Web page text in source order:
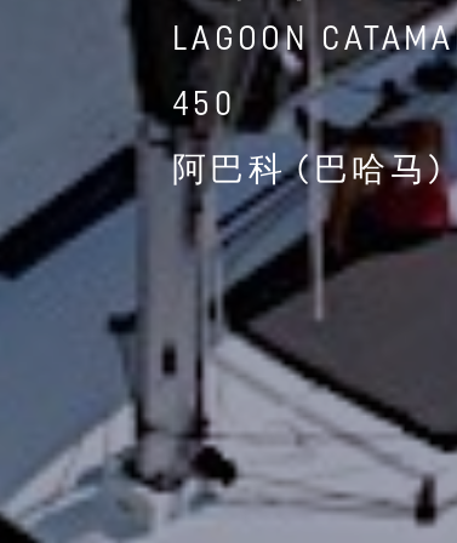
LAGOON
450
阿巴科 (巴哈马)